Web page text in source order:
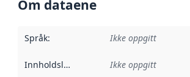
Om dataene
Språk: Ikke oppgitt
Innholdsleverandører :
Ikke oppgitt